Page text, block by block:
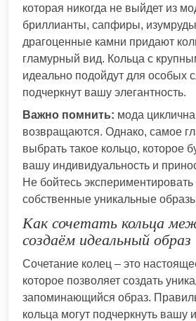
которая никогда не выйдет из
бриллианты, сапфиры,
драгоценные камни придают
гламурный вид. Кольца с
идеально подойдут для особых
подчеркнут вашу элегантность.
Важно помнить: мода
возвращаются. Однако, самое
выбрать такое кольцо, которое
вашу индивидуальность и
Не бойтесь экспериментировать
собственные уникальные
Как сочетать кольца
создаём идеальный образ
Сочетание колец – это
которое позволяет создать
запоминающийся образ.
кольца могут подчеркнуть вашу